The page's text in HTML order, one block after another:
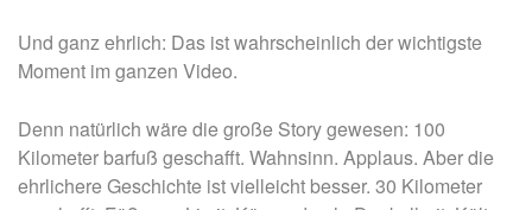
Und ganz ehrlich: Das ist wahrscheinlich der wichtigste
Moment im ganzen Video.
Denn natürlich wäre die große Story gewesen: 100
Kilometer barfuß geschafft. Wahnsinn. Applaus. Aber die
ehrlichere Geschichte ist vielleicht besser. 30 Kilometer